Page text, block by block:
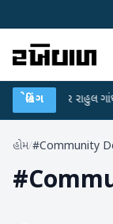
બ્રેકિંગ
પર રાહુલ ગાંધીએ
હોમ/#Community
#